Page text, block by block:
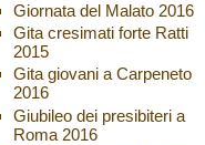
Giornata del Malato 2016
Gita cresimati forte Ratti
2015
Gita giovani a Carpeneto
2016
Giubileo dei presibiteri a
Roma 2016